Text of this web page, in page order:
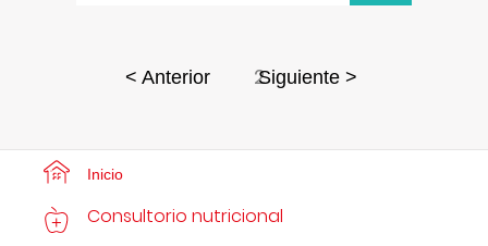
< Anterior 2Siguiente >
Inicio
Consultorio nutricional